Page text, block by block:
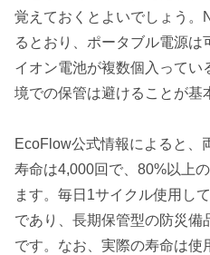
覚えておくとよいでしょう。
るとおり、ポータブル電源は
イオン電池が複数個入ってい
境での保管は避けることが基
EcoFlow公式情報によると、
寿命は4,000回で、80%以上
ます。毎日1サイクル使用し
であり、長期保管型の防災
です。なお、実際の寿命は